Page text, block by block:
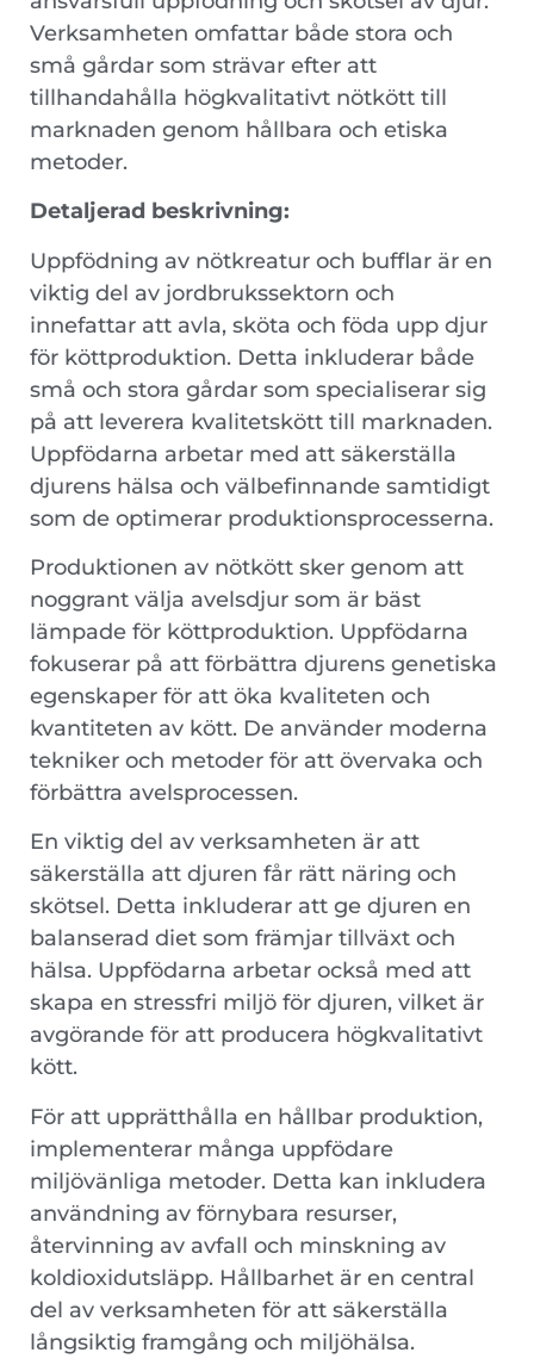
Verksamheten omfattar både stora och
små gårdar som strävar efter att
tillhandahålla högkvalitativt nötkött till
marknaden genom hållbara och etiska
metoder.
Detaljerad beskrivning:
Uppfödning av nötkreatur och bufflar är en
viktig del av jordbrukssektorn och
innefattar att avla, sköta och föda upp djur
för köttproduktion. Detta inkluderar både
små och stora gårdar som specialiserar sig
på att leverera kvalitetskött till marknaden.
Uppfödarna arbetar med att säkerställa
djurens hälsa och välbefinnande samtidigt
som de optimerar produktionsprocesserna.
Produktionen av nötkött sker genom att
noggrant välja avelsdjur som är bäst
lämpade för köttproduktion. Uppfödarna
fokuserar på att förbättra djurens genetiska
egenskaper för att öka kvaliteten och
kvantiteten av kött. De använder moderna
tekniker och metoder för att övervaka och
förbättra avelsprocessen.
En viktig del av verksamheten är att
säkerställa att djuren får rätt näring och
skötsel. Detta inkluderar att ge djuren en
balanserad diet som främjar tillväxt och
hälsa. Uppfödarna arbetar också med att
skapa en stressfri miljö för djuren, vilket är
avgörande för att producera högkvalitativt
kött.
För att upprätthålla en hållbar produktion,
implementerar många uppfödare
miljövänliga metoder. Detta kan inkludera
användning av förnybara resurser,
återvinning av avfall och minskning av
koldioxidutsläpp. Hållbarhet är en central
del av verksamheten för att säkerställa
långsiktig framgång och miljöhälsa.